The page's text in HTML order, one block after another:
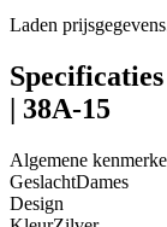
Laden
| 38A-15
Algemene
GeslachtDames
Design